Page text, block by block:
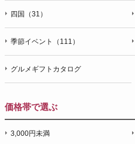
四国（31）
季節イベント（111）
グルメギフトカタログ
価格帯で選ぶ
3,000円未満